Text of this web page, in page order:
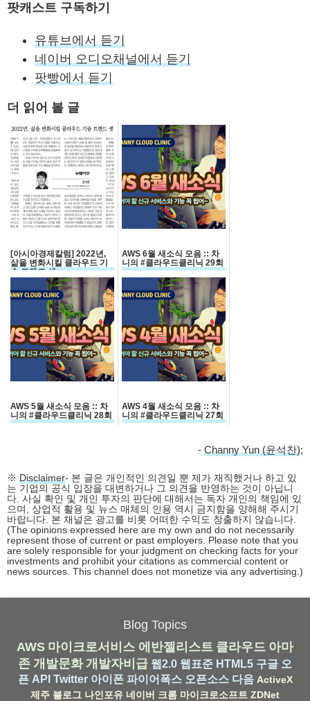
팟캐스트 구독하기
유튜브에서 듣기
네이버 오디오채널에서 듣기
팟빵에서 듣기
더 읽어 볼 글
[아시아경제칼럼] 2022년,
삶을 변화시킬 클라우드 기
술 트렌드 셋
AWS 6월 새소식 모음 :: 차
니의 #클라우드클리닉​ 29회
AWS 5월 새소식 모음 :: 차
니의 #클라우드클리닉​ 28회
AWS 4월 새소식 모음 :: 차
니의 #클라우드클리닉​ 27회
- Channy Yun (윤석찬);
※ Disclaimer- 본 글은 개인적인 의견일 뿐 제가 재직했거나 하고 있
는 기업의 공식 입장을 대변하거나 그 의견을 반영하는 것이 아닙니
다. 사실 확인 및 개인 투자의 판단에 대해서는 독자 개인의 책임에 있
으며, 상업적 활용 및 뉴스 매체의 인용 역시 금지함을 양해해 주시기
바랍니다. 본 채널은 광고를 비롯 어떠한 수익도 창출하지 않습니다.
(The opinions expressed here are my own and do not necessarily
represent those of current or past employers. Please note that you
are solely responsible for your judgment on checking facts for your
investments and prohibit your citations as commercial content or
news sources. This channel does not monetize via any advertising.)
Blog Topics
AWS 마이크로서비스 에반젤리스트 클라우드 아마
존 개발문화 개발자비급 웹2.0 웹표준 HTML5 구글 오
픈 API Twitter 아이폰 파이어폭스 오픈소스 다음 ActiveX
제주 블로그 나인포유 네이버 크롬 마이크로소프트 ZDNet